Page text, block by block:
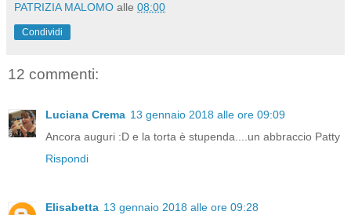
PATRIZIA MALOMO alle 08:00
Condividi
12 commenti:
Luciana Crema 13 gennaio 2018 alle ore 09:09
Ancora auguri :D e la torta è stupenda....un abbraccio Patty
Rispondi
Elisabetta 13 gennaio 2018 alle ore 09:28